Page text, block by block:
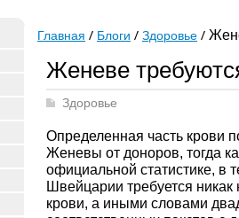
Главная Блоги Здоровье
Женеве
Здоровье
Определенная часть крови
Женевы от доноров, тогда
официальной статистике, в
Швейцарии требуется
крови, а иными словами